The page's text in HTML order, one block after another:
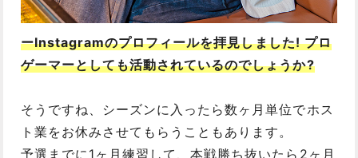
ーInstagramのプロフィールを拝見しました! プロ
ゲーマーとしても活動されているのでしょうか?
そうですね、シーズンに入ったら数ヶ月単位でホス
ト業をお休みさせてもらうこともあります。
予選までに1ヶ月練習して、本戦勝ち抜いたら2ヶ月